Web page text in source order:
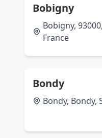
Bobigny
Bobigny,
France
Bondy
Bondy, Bondy,